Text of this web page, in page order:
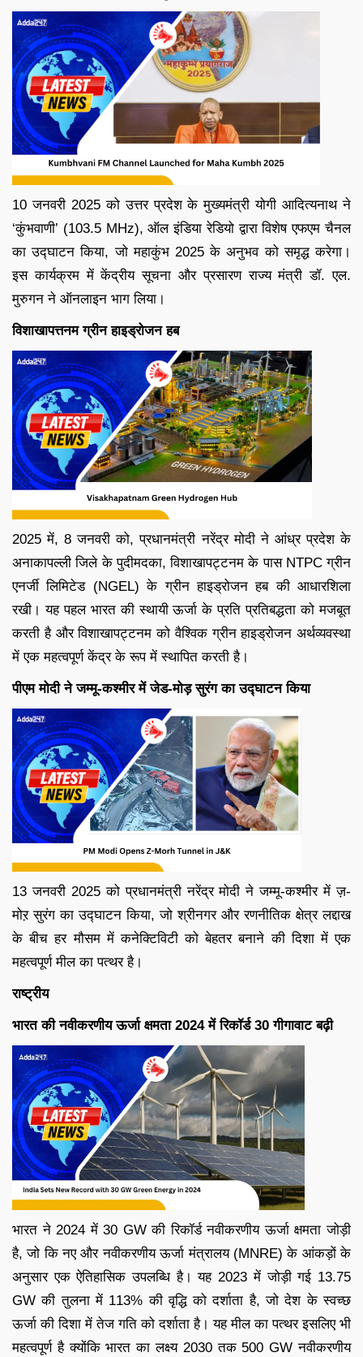
10 जनवरी 2025 को उत्तर प्रदेश के मुख्यमंत्री योगी आदित्यनाथ ने
‘कुंभवाणी’ (103.5 MHz), ऑल इंडिया रेडियो द्वारा विशेष एफएम चैनल
का उद्घाटन किया, जो महाकुंभ 2025 के अनुभव को समृद्ध करेगा।
इस कार्यक्रम में केंद्रीय सूचना और प्रसारण राज्य मंत्री डॉ. एल.
मुरुगन ने ऑनलाइन भाग लिया।
विशाखापत्तनम ग्रीन हाइड्रोजन हब
2025 में, 8 जनवरी को, प्रधानमंत्री नरेंद्र मोदी ने आंध्र प्रदेश के
अनाकापल्ली जिले के पुदीमदका, विशाखापट्टनम के पास NTPC ग्रीन
एनर्जी लिमिटेड (NGEL) के ग्रीन हाइड्रोजन हब की आधारशिला
रखी। यह पहल भारत की स्थायी ऊर्जा के प्रति प्रतिबद्धता को मजबूत
करती है और विशाखापट्टनम को वैश्विक ग्रीन हाइड्रोजन अर्थव्यवस्था
में एक महत्वपूर्ण केंद्र के रूप में स्थापित करती है।
पीएम मोदी ने जम्मू-कश्मीर में जेड-मोड़ सुरंग का उद्घाटन किया
13 जनवरी 2025 को प्रधानमंत्री नरेंद्र मोदी ने जम्मू-कश्मीर में ज़-
मोऱ सुरंग का उद्घाटन किया, जो श्रीनगर और रणनीतिक क्षेत्र लद्दाख
के बीच हर मौसम में कनेक्टिविटी को बेहतर बनाने की दिशा में एक
महत्वपूर्ण मील का पत्थर है।
राष्ट्रीय
भारत की नवीकरणीय ऊर्जा क्षमता 2024 में रिकॉर्ड 30 गीगावाट बढ़ी
भारत ने 2024 में 30 GW की रिकॉर्ड नवीकरणीय ऊर्जा क्षमता जोड़ी
है, जो कि नए और नवीकरणीय ऊर्जा मंत्रालय (MNRE) के आंकड़ों के
अनुसार एक ऐतिहासिक उपलब्धि है। यह 2023 में जोड़ी गई 13.75
GW की तुलना में 113% की वृद्धि को दर्शाता है, जो देश के स्वच्छ
ऊर्जा की दिशा में तेज गति को दर्शाता है। यह मील का पत्थर इसलिए भी
महत्वपूर्ण है क्योंकि भारत का लक्ष्य 2030 तक 500 GW नवीकरणीय